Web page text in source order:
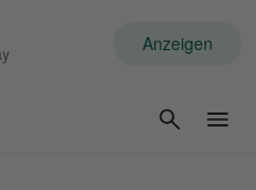
Anzeigen